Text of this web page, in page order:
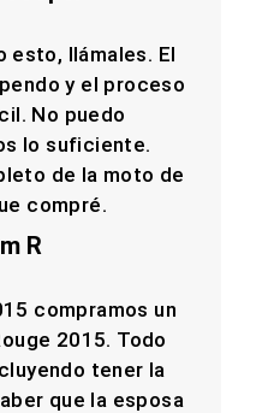
esto, llámales. El
y el proceso
No puedo
lo suficiente.
de la moto de
compré.
R
compramos un
2015. Todo
tener la
que la esposa